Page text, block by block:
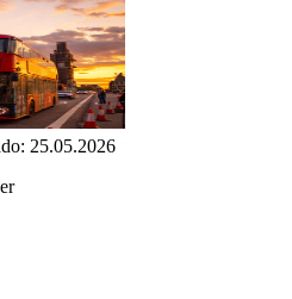
25.05.2026